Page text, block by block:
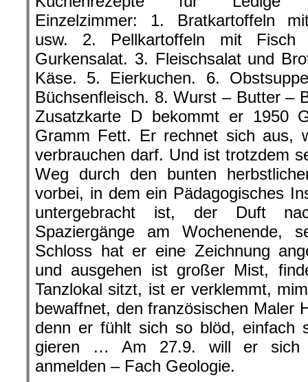
Einzelzimmer: 1. Bratkartoffeln
usw. 2. Pellkartoffeln mit Fisch
Gurkensalat. 3. Fleischsalat und
Käse. 5. Eierkuchen. 6.
Büchsenfleisch. 8. Wurst – Butter –
Zusatzkarte D bekommt er 1950
Gramm Fett. Er rechnet sich aus,
verbrauchen darf. Und ist trotzdem
Weg durch den bunten
vorbei, in dem ein Pädagogisches
untergebracht ist, der Duft
Spaziergänge am Wochenende,
Schloss hat er eine Zeichnung
und ausgehen ist großer Mist,
Tanzlokal sitzt, ist er verklemmt,
bewaffnet, den französischen Maler
denn er fühlt sich so blöd, einfach
gieren … Am 27.9. will er sich
anmelden – Fach Geologie.